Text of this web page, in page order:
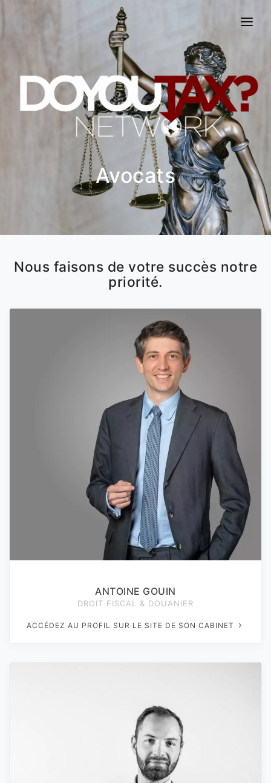
EXPERTISES
DOSSIERS
CONTACTEZ-NOUS
Avocats
Nous faisons de votre succès notre
priorité.
ANTOINE GOUIN
DROIT FISCAL & DOUANIER
ACCÉDEZ AU PROFIL SUR LE SITE DE SON CABINET